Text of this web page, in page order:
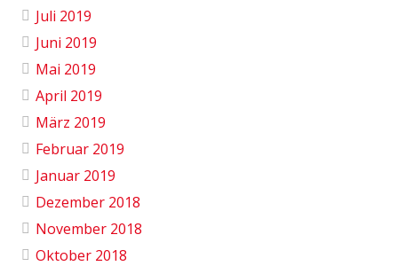
Juli 2019
Juni 2019
Mai 2019
April 2019
März 2019
Februar 2019
Januar 2019
Dezember 2018
November 2018
Oktober 2018